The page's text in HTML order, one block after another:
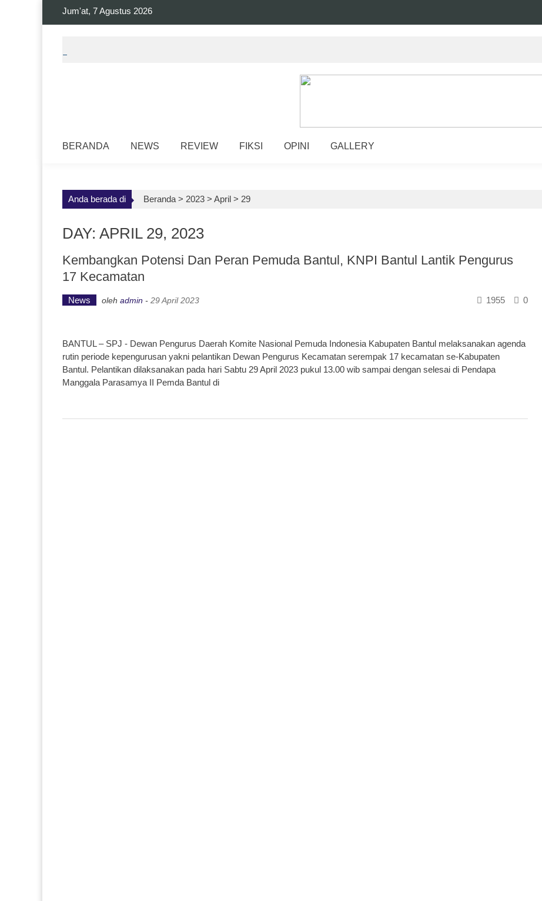
Jum'at, 7 Agustus 2026
BERANDA NEWS REVIEW FIKSI OPINI GALLERY
Anda berada di Beranda > 2023 > April > 29
DAY: APRIL 29, 2023
Kembangkan Potensi Dan Peran Pemuda Bantul, KNPI Bantul Lantik Pengurus
17 Kecamatan
News oleh admin - 29 April 2023 0
1955
BANTUL – SPJ - Dewan Pengurus Daerah Komite Nasional Pemuda Indonesia Kabupaten Bantul melaksanakan agenda
rutin periode kepengurusan yakni pelantikan Dewan Pengurus Kecamatan serempak 17 kecamatan se-Kabupaten
Bantul. Pelantikan dilaksanakan pada hari Sabtu 29 April 2023 pukul 13.00 wib sampai dengan selesai di Pendapa
Manggala Parasamya II Pemda Bantul di